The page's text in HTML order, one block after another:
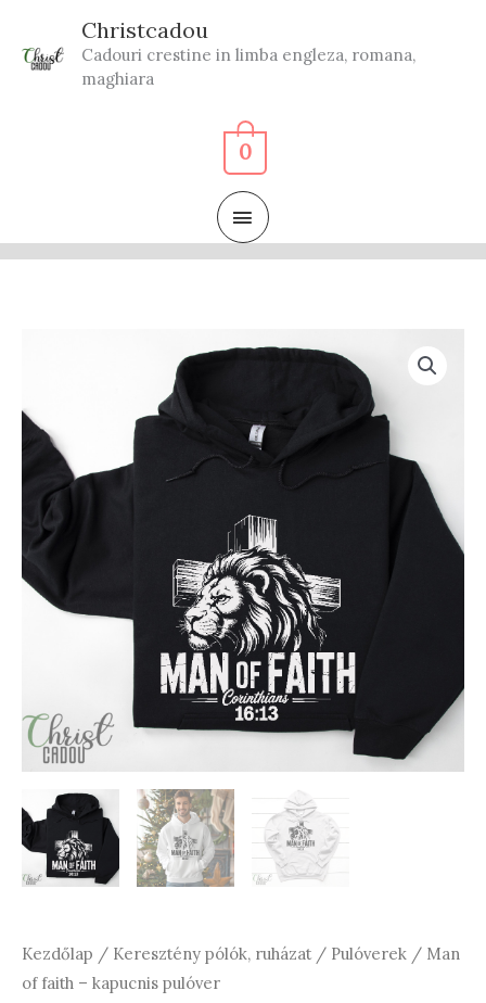
content
Christcadou
Cadouri crestine in limba engleza, romana,
maghiara
MAIN
MENU
0
Kezdőlap / Keresztény pólók, ruházat / Pulóverek / Man
of faith – kapucnis pulóver